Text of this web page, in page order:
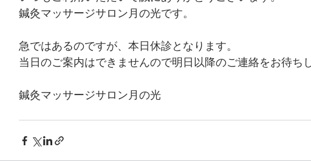
鍼灸マッサージサロン月の光です。
急ではあるのですが、本日休診となります。
当日のご案内はできませんので明日以降のご連絡をお待ち
鍼灸マッサージサロン月の光